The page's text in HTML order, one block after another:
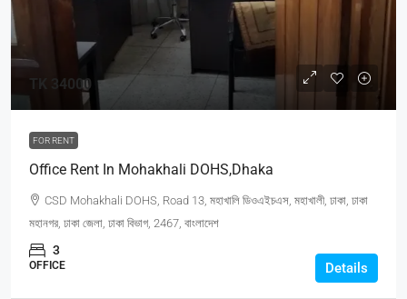
TK 34000
FOR RENT
Office Rent In Mohakhali DOHS,Dhaka
CSD Mohakhali DOHS, Road 13, মহাখালি ডিওএইচএস, মহাখালী, ঢাকা, ঢাকা
মহানগর, ঢাকা জেলা, ঢাকা বিভাগ, 2467, বাংলাদেশ
3
OFFICE Details